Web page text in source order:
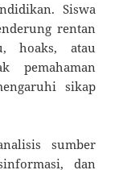
Siswa
rentan
hoaks, atau
pemahaman
sikap
sumber
dan